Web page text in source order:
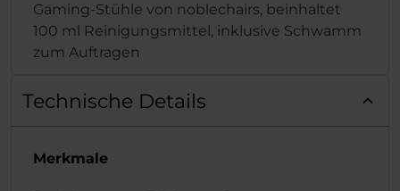
Gaming-Stühle von noblechairs, beinhaltet
100 ml Reinigungsmittel, inklusive Schwamm
zum Auftragen
Technische Details
Merkmale